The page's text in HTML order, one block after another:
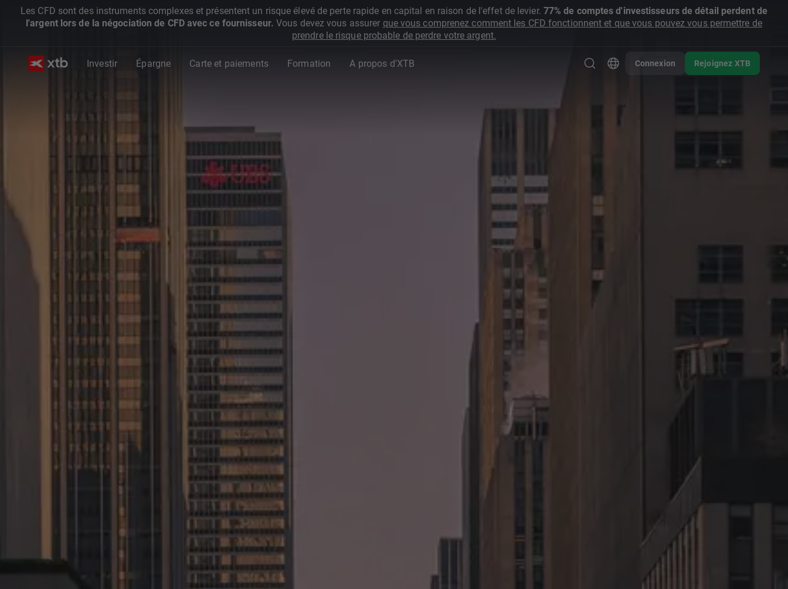
Les CFD sont des instruments complexes et présentent un risque élevé de perte rapide en capital en raison de l'effet de levier. 77% de comptes d'investisseurs de détail perdent de
l'argent lors de la négociation de CFD avec ce fournisseur. Vous devez vous assurer que vous comprenez comment les CFD fonctionnent et que vous pouvez vous permettre de
prendre le risque probable de perdre votre argent.
Investir Épargne Carte et paiements Formation A propos d'XTB Connexion Rejoignez XTB